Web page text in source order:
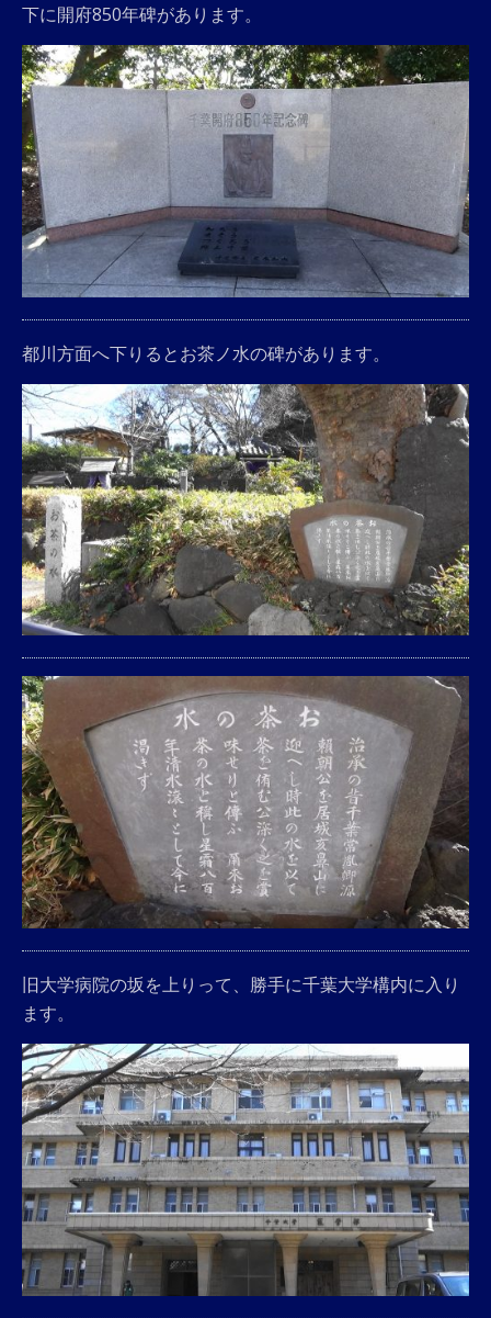
下に開府850年碑があります。
都川方面へ下りるとお茶ノ水の碑があります。
旧大学病院の坂を上りって、勝手に千葉大学構内に入り
ます。